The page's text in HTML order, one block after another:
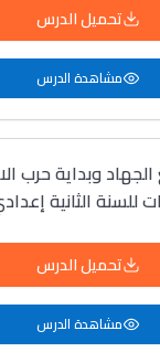
تحميل الدرس
مشاهدة الدرس
وبداية حرب
للسنة الثانية
تحميل الدرس
مشاهدة الدرس